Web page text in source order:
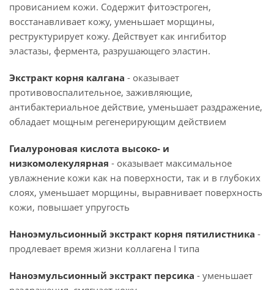
провисанием кожи. Содержит фитоэстроген,
восстанавливает кожу, уменьшает морщины,
реструктурирует кожу. Действует как ингибитор
эластазы, фермента, разрушающего эластин.
Экстракт корня калгана - оказывает
противовоспалительное, заживляющие,
антибактериальное действие, уменьшает раздражение,
обладает мощным регенерирующим действием
Гиалуроновая кислота высоко- и
низкомолекулярная - оказывает максимальное
увлажнение кожи как на поверхности, так и в глубоких
слоях, уменьшает морщины, выравнивает поверхность
кожи, повышает упругость
Наноэмульсионный экстракт корня пятилистника -
продлевает время жизни коллагена I типа
Наноэмульсионный экстракт персика - уменьшает